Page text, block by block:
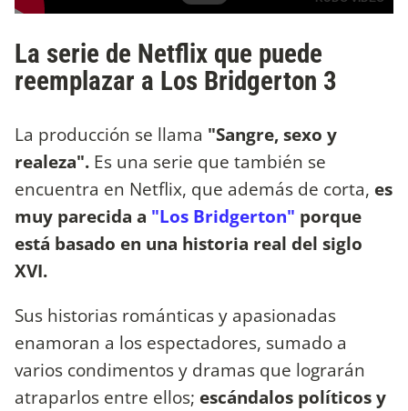
La serie de Netflix que puede
reemplazar a Los Bridgerton 3
La producción se llama "Sangre, sexo y
realeza". Es una serie que también se
encuentra en Netflix, que además de corta, es
muy parecida a "Los Bridgerton" porque
está basado en una historia real del siglo
XVI.
Sus historias románticas y apasionadas
enamoran a los espectadores, sumado a
varios condimentos y dramas que lograrán
atraparlos entre ellos; escándalos políticos y